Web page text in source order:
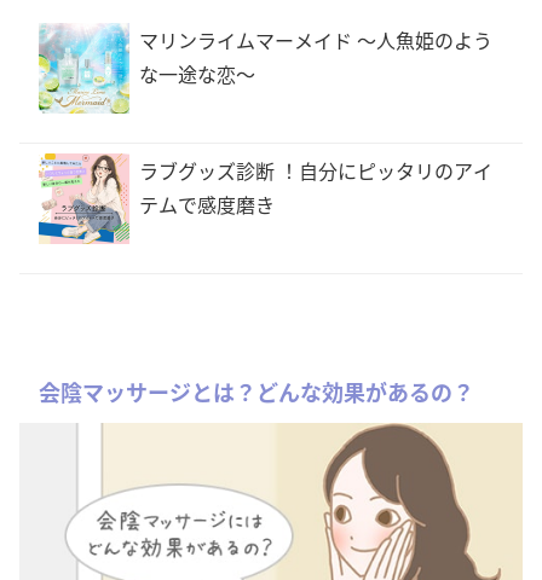
マリンライムマーメイド 〜人魚姫のよう
な一途な恋〜
ラブグッズ診断 ！自分にピッタリのアイ
テムで感度磨き
会陰マッサージとは？どんな効果があるの？